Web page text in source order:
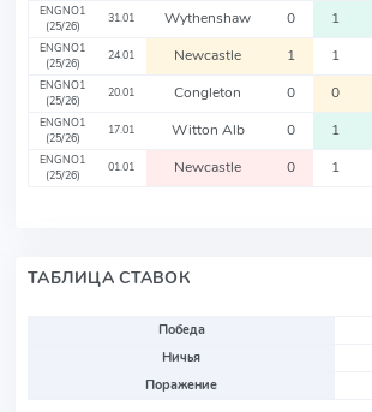
ENGNO1
(25/26)
31.01 Wythenshaw 0 1
ENGNO1
(25/26)
24.01 Newcastle 1 1
ENGNO1
(25/26)
20.01 Congleton 0 0
ENGNO1
(25/26)
17.01 Witton Alb 0 1
ENGNO1
(25/26)
01.01 Newcastle 0 1
ТАБЛИЦА СТАВОК
Победа
Ничья
Поражение